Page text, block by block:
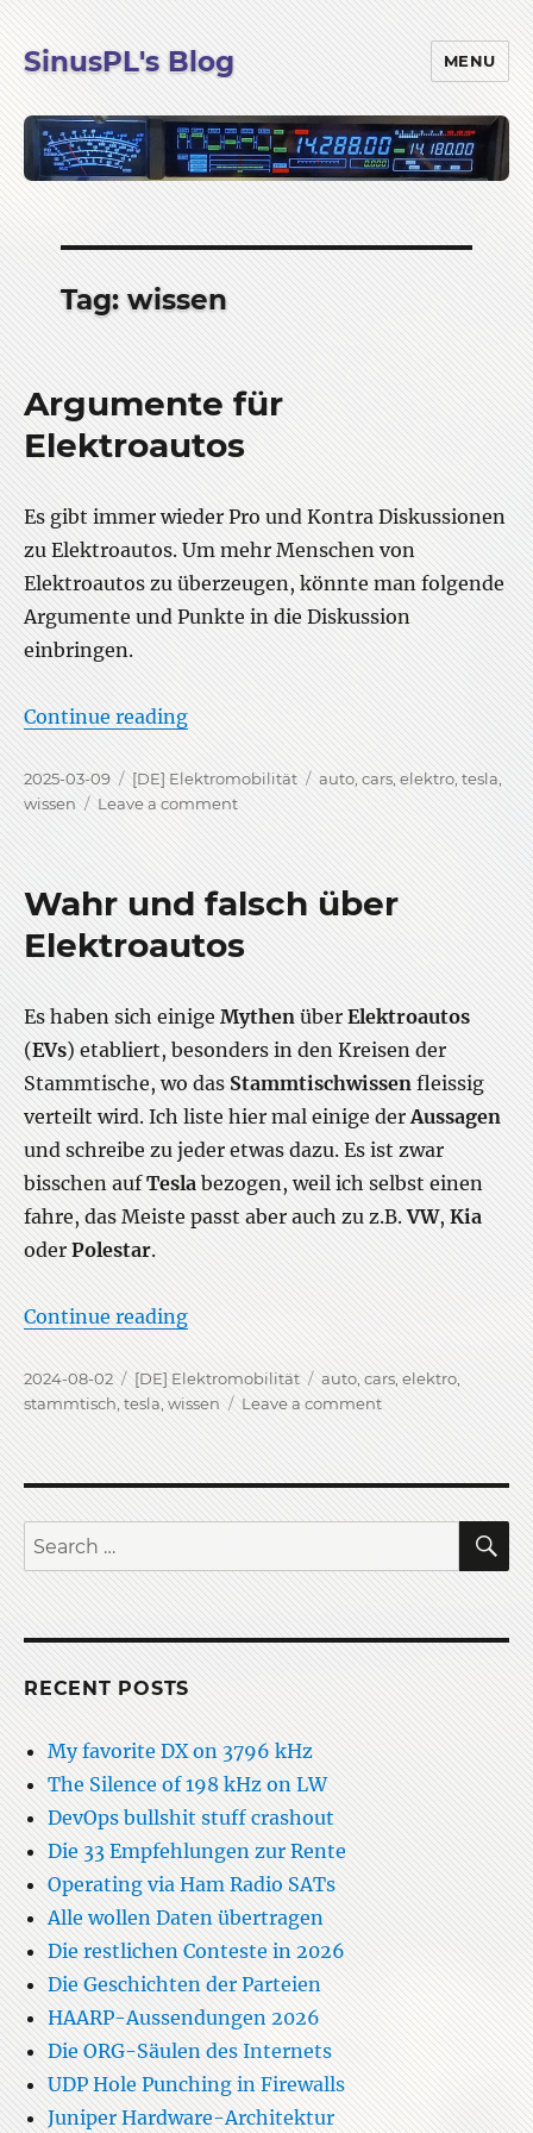
SinusPL's Blog MENU
Tag:wissen
Argumente für
Elektroautos
Es gibt immer wieder Pro und Kontra Diskussionen
zu Elektroautos. Um mehr Menschen von
Elektroautos zu überzeugen, könnte man folgende
Argumente und Punkte in die Diskussion
einbringen.
Continue reading“Argumente für Elektroautos”
Posted
on
2025-03-09 Categories
[DE] Elektromobilität Tags
auto, cars,elektro tesla
wissen
Leave a commenton
Argumente
für
Elektroautos
Wahr und falsch über
Elektroautos
Es haben sich einigeMythenüberElektroautos
(EVs) etabliert, besonders in den Kreisen der
Stammtische, wo das Stammtischwissenfleissig
verteilt wird. Ich liste hier mal einige der Aussagen
und schreibe zu jeder etwas dazu. Es ist zwar
bisschen aufTesla bezogen, weil ich selbst einen
fahre, das Meiste passt aber auch zu z.B.VW, Kia
oder Polestar.
Continue reading“Wahr und falsch über
Posted
on
2024-08-02 Categories
[DE] Elektromobilität Tags
auto,cars,elektro,
stammtisch tesla wissen Leave a commenton
Wahr
und
falsch
über
Elektroautos
Search
for:
RECENT POSTS
My favorite DX on 3796 kHz
The Silence of 198 kHz on LW
DevOps bullshit stuff crashout
Die 33 Empfehlungen zur Rente
Operating via Ham Radio SATs
Alle wollen Daten übertragen
Die restlichen Conteste in 2026
Die Geschichten der Parteien
HAARP-Aussendungen 2026
Die ORG-Säulen des Internets
UDP Hole Punching in Firewalls
Juniper Hardware-Architektur